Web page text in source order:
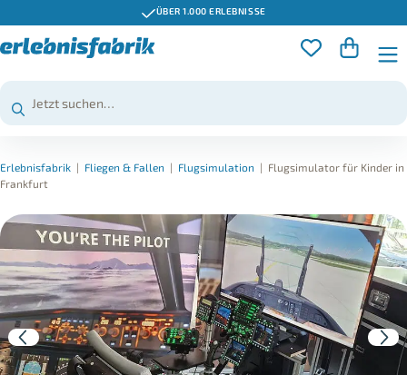
ÜBER 1.000 ERLEBNISSE
Erlebnisfabrik | Fliegen & Fallen | Flugsimulation | Flugsimulator für Kinder in
Frankfurt